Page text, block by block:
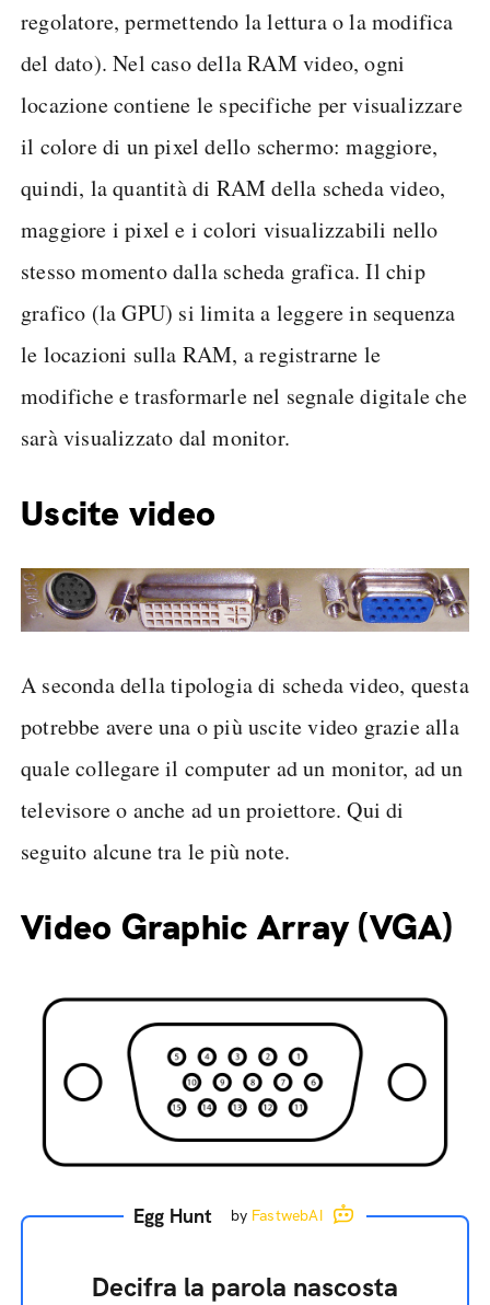
regolatore, permettendo la lettura o la modifica
del dato). Nel caso della RAM video, ogni
locazione contiene le specifiche per visualizzare
il colore di un pixel dello schermo: maggiore,
quindi, la quantità di RAM della scheda video,
maggiore i pixel e i colori visualizzabili nello
stesso momento dalla scheda grafica. Il chip
grafico (la GPU) si limita a leggere in sequenza
le locazioni sulla RAM, a registrarne le
modifiche e trasformarle nel segnale digitale che
sarà visualizzato dal monitor.
Uscite video
A seconda della tipologia di scheda video, questa
potrebbe avere una o più uscite video grazie alla
quale collegare il computer ad un monitor, ad un
televisore o anche ad un proiettore. Qui di
seguito alcune tra le più note.
Video Graphic Array (VGA)
Egg Hunt by FastwebAI
Decifra la parola nascosta